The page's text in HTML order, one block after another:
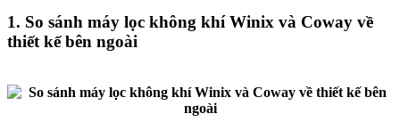
1. So sánh máy lọc không khí Winix và Coway về
thiết kế bên ngoài